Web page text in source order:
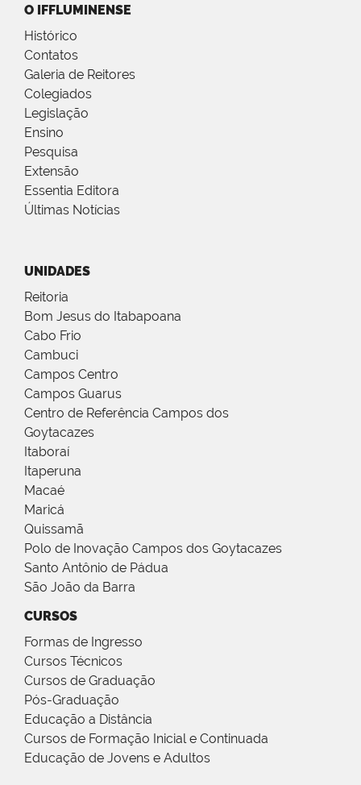
O IFFLUMINENSE
Histórico
Contatos
Galeria de Reitores
Colegiados
Legislação
Ensino
Pesquisa
Extensão
Essentia Editora
Últimas Notícias
UNIDADES
Reitoria
Bom Jesus do Itabapoana
Cabo Frio
Cambuci
Campos Centro
Campos Guarus
Centro de Referência Campos dos
Goytacazes
Itaboraí
Itaperuna
Macaé
Maricá
Quissamã
Polo de Inovação Campos dos Goytacazes
Santo Antônio de Pádua
São João da Barra
CURSOS
Formas de Ingresso
Cursos Técnicos
Cursos de Graduação
Pós-Graduação
Educação a Distância
Cursos de Formação Inicial e Continuada
Educação de Jovens e Adultos